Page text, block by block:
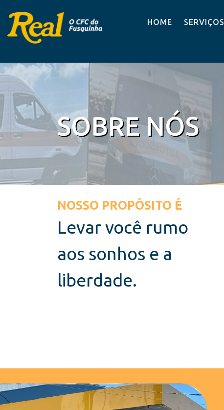
HOME SERVIÇOS
SOBRE NÓS
NOSSO PROPÓSITO É
Levar você rumo
aos sonhos e a
liberdade.